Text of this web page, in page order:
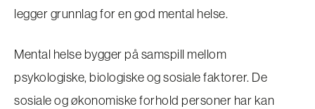
legger grunnlag for en god mental helse.
Mental helse bygger på samspill mellom
psykologiske, biologiske og sosiale faktorer. De
sosiale og økonomiske forhold personer har kan